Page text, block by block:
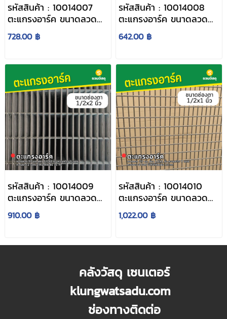
รหัสสินค้า : 10014007
ตะแกรงอาร์ค ขนาดลวด
2.5 มม. ช่อง 1/2x1 นิ้ว
ความกว้าง 1 เมตร ความ
แผ่น 9.1 กก.
728.00 ฿
รหัสสินค้า : 10014008
ตะแกรงอาร์ค ขนาดลวด
2.5 มม. ช่อง 1/2x2 นิ้ว
ความกว้าง 1 เมตร ความ
แผ่น 7.6 กก.
642.00 ฿
รหัสสินค้า : 10014009
ตะแกรงอาร์ค ขนาดลวด
3.0 มม. ช่อง 1/2x2 นิ้ว
ความกว้าง 1 เมตร ความ
แผ่น 11 กก.
910.00 ฿
รหัสสินค้า : 10014010
ตะแกรงอาร์ค ขนาดลวด
3.0 มม. ช่อง 1/2x1 นิ้ว
ความกว้าง 1 เมตร ความ
แผ่น 13 กก.
1,022.00 ฿
คลังวัสดุ เซนเตอร์
klungwatsadu.com
ช่องทางติดต่อ